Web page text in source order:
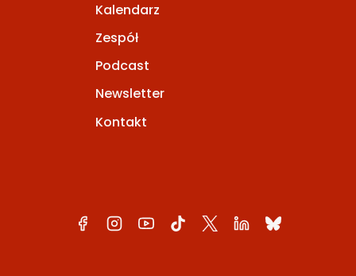
Kalendarz
Zespół
Podcast
Newsletter
Kontakt